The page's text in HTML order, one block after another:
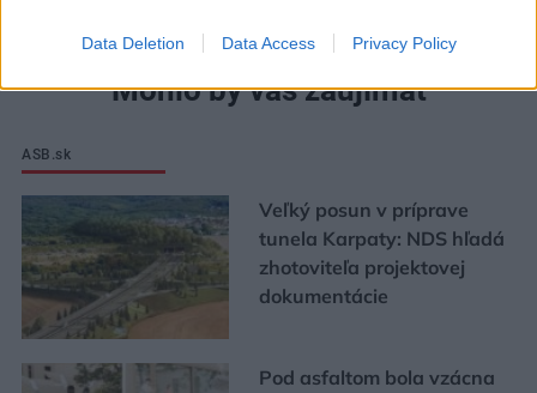
Data Deletion Data Access Privacy Policy
Mohlo by vás zaujímať
ASB.sk
Veľký posun v príprave
tunela Karpaty: NDS hľadá
zhotoviteľa projektovej
dokumentácie
Pod asfaltom bola vzácna